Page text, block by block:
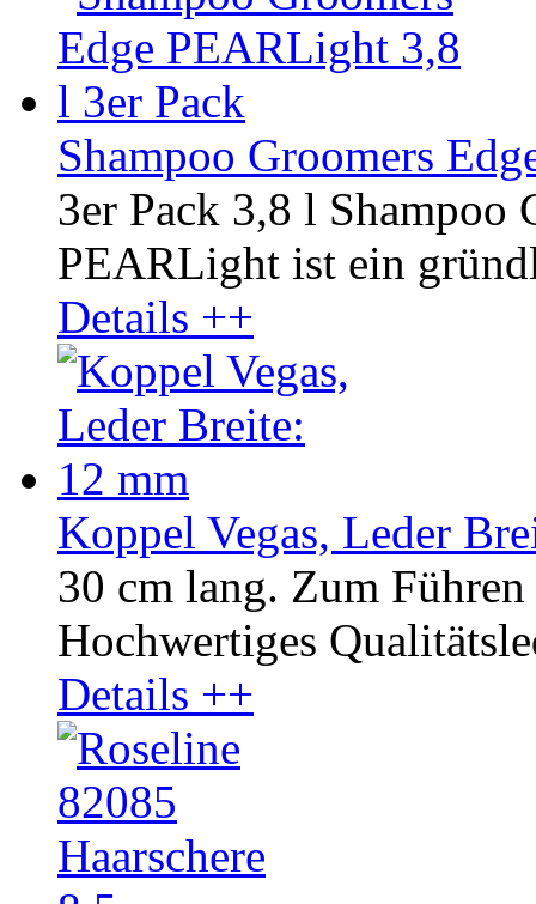
Shampoo Groomers
3er Pack 3,8 l Shampoo
PEARLight ist ein
Details ++
Koppel Vegas, Leder
30 cm lang. Zum
Hochwertiges
Details ++